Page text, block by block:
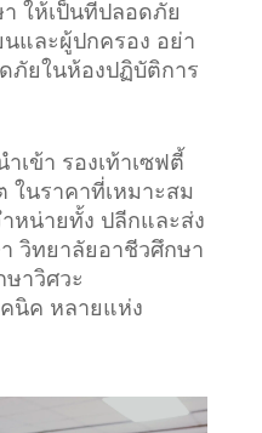
ให้เป็นที่ปลอดภัย
นและผู้ปกครอง อย่า
ภัยในห้องปฏิบัติการ
เข้า รองเท้าเซฟตี้
ในราคาที่เหมาะสม
หน่ายทั้ง ปลีกและส่ง
วิทยาลัยอาชีวศึกษา
าวิศวะ
นิค หลายแห่ง